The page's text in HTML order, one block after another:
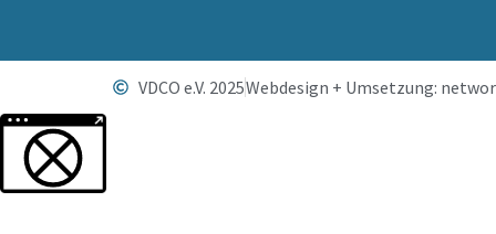
VDCO e.V. 2025Webdesign + Umsetzung:
Weitere Informationen über den gesperrten Inhalt.